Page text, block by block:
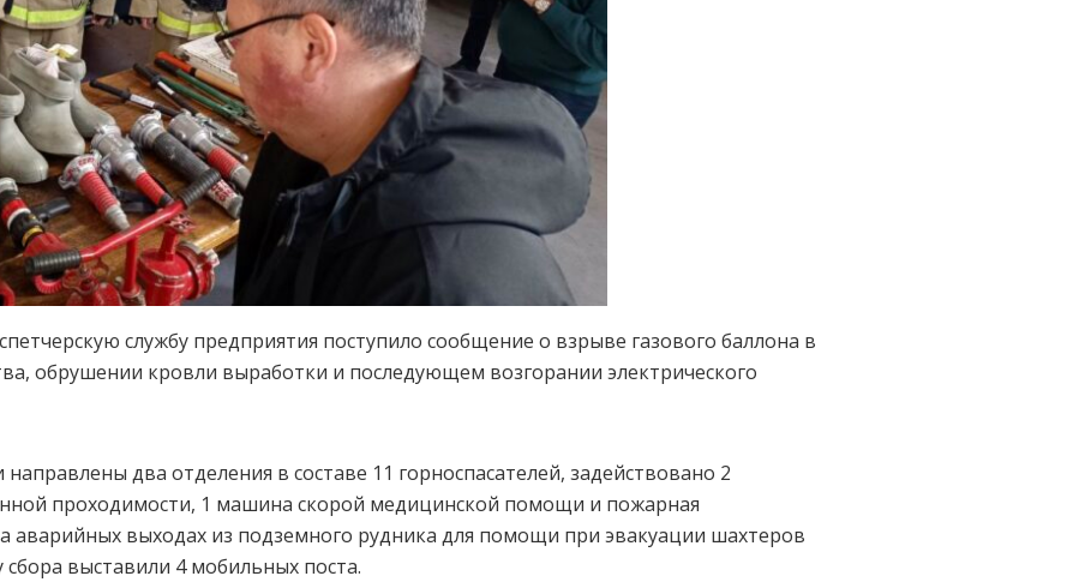
службу предприятия поступило сообщение о взрыве газового баллона в
обрушении кровли выработки и последующем возгорании электрического
два отделения в составе 11 горноспасателей, задействовано 2
проходимости, 1 машина скорой медицинской помощи и пожарная
аварийных выходах из подземного рудника для помощи при эвакуации шахтеров
выставили 4 мобильных поста.